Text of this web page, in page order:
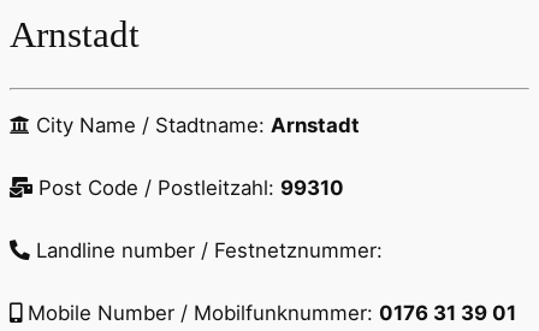
Arnstadt
City Name / Stadtname: Arnstadt
Post Code / Postleitzahl: 99310
Landline number / Festnetznummer:
Mobile Number / Mobilfunknummer: 0176 31 39 01